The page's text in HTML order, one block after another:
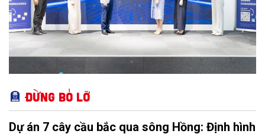
Đừng bỏ lỡ
Dự án 7 cây cầu bắc qua sông Hồng: Định hình